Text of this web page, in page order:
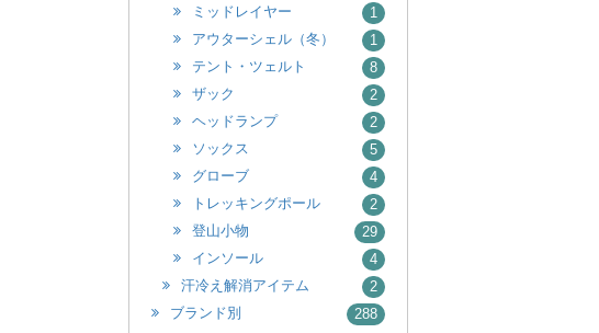
ミッドレイヤー
1
アウターシェル（冬）
1
テント・ツェルト
8
ザック
2
ヘッドランプ
2
ソックス
5
グローブ
4
トレッキングポール
2
登山小物
29
インソール
4
汗冷え解消アイテム
2
ブランド別
288